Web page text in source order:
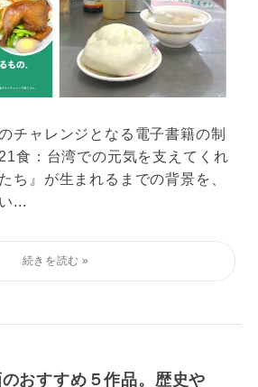
チャレンジとなる電子書籍の制
食：台湾での元気を支えてくれ
ち』が生まれるまでの背景を、
...
おすすめ５作品。歴史や